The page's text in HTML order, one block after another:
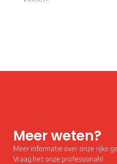
Meer weten?
Meer informatie over onze rijke
Vraag het onze professionals!